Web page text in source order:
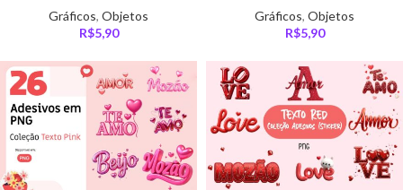
Gráficos, Objetos
R$5,90
Gráficos, Objetos
R$5,90